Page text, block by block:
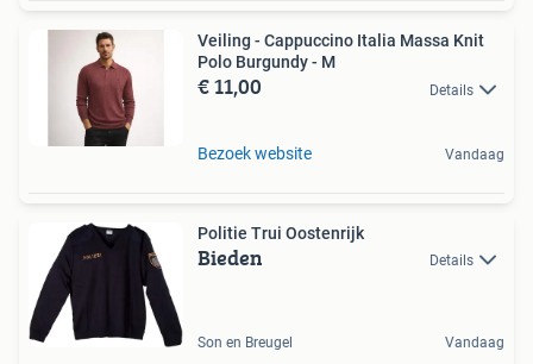
Veiling - Cappuccino Italia Massa Knit
Polo Burgundy - M
€ 11,00 Details
Bezoek website Vandaag
Politie Trui Oostenrijk
Bieden Details
Son en Breugel Vandaag